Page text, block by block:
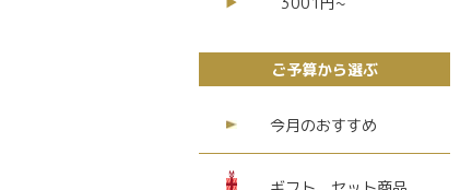
ご予算から選ぶ
今月のおすすめ